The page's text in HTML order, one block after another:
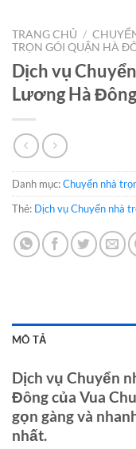
TRANG CHỦ /
TRỌN GÓI QUẬN HÀ
Dịch vụ
Lương Hà Đông
Danh mục:Chuyển nhà
Thẻ: Dịch vụ Chuyển nhà
MÔ TẢ
Dịch vụ Chuyển
Đông của Vua
gọn gàng và
nhất.